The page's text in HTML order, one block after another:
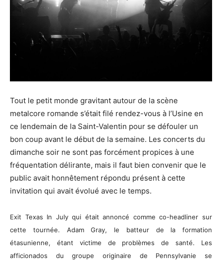
Tout le petit monde gravitant autour de la scène
metalcore romande s’était filé rendez-vous à l’Usine en
ce lendemain de la Saint-Valentin pour se défouler un
bon coup avant le début de la semaine. Les concerts du
dimanche soir ne sont pas forcément propices à une
fréquentation délirante, mais il faut bien convenir que le
public avait honnêtement répondu présent à cette
invitation qui avait évolué avec le temps.
Exit Texas In July qui était annoncé comme co-headliner sur
cette tournée. Adam Gray, le batteur de la formation
étasunienne, étant victime de problèmes de santé. Les
afficionados du groupe originaire de Pennsylvanie se